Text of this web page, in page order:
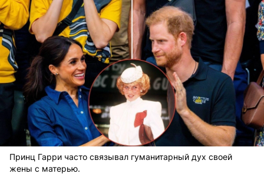
Принц Гарри часто связывал гуманитарный дух своей
жены с матерью.